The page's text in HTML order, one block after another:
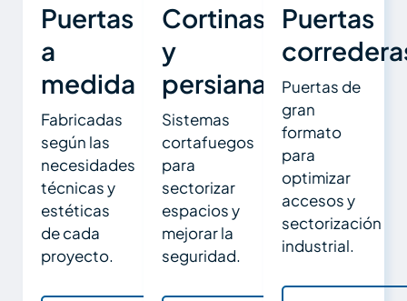
Puertas
a
medida
Fabricadas
según las
necesidades
técnicas y
estéticas
de cada
proyecto.
Cortinas
y
persianas
Sistemas
cortafuegos
para
sectorizar
espacios y
mejorar la
seguridad.
Puertas
Puertas de
gran
formato
para
optimizar
accesos y
sectorización
industrial.